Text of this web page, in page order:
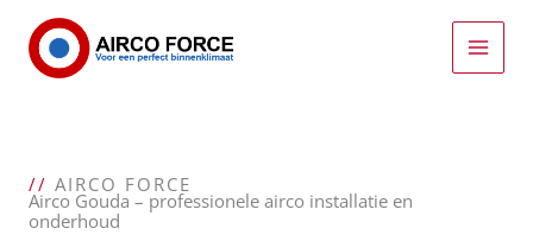
naar
inhoud
// AIRCO FORCE
Airco Gouda – professionele airco installatie en
onderhoud